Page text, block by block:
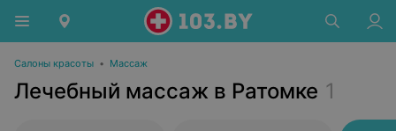
Салоны красоты • Массаж
Лечебный массаж в Ратомке 1